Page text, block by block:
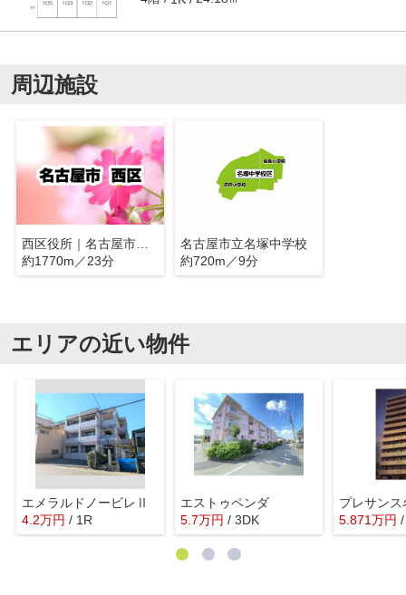
周辺施設
西区役所｜名古屋市西区
約1770m／23分
名古屋市立名塚中学校
約720m／9分
エリアの近い物件
エメラルドノービレⅡ
4.2万円 / 1R
エストゥペンダ
5.7万円 / 3DK 5.871万円